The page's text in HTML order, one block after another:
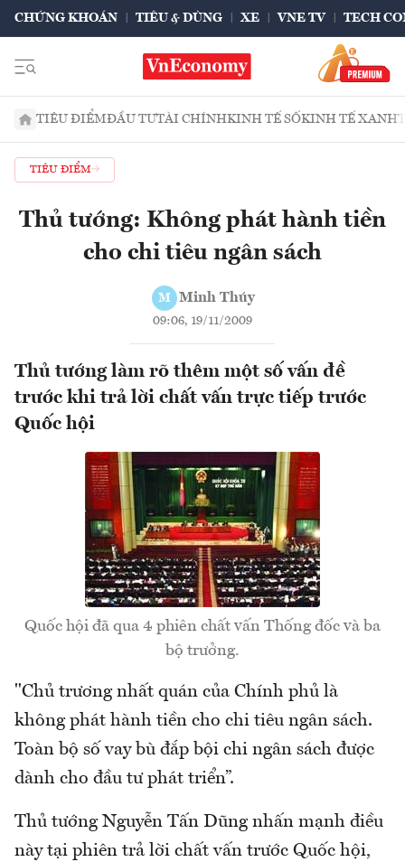
CHỨNG KHOÁN TIÊU & DÙNG XE VNE TV TECH
TIÊU ĐIỂMĐẦU TƯTÀI CHÍNHKINH TẾ SỐKINH TẾ XANH
TIÊU ĐIỂM
Thủ tướng: Không phát hành tiền
cho chi tiêu ngân sách
M Minh Thúy
09:06, 19/11/2009
Thủ tướng làm rõ thêm một số vấn đề
trước khi trả lời chất vấn trực tiếp trước
Quốc hội
Quốc hội đã qua 4 phiên chất vấn Thống đốc và ba
bộ trưởng.
"Chủ trương nhất quán của Chính phủ là
không phát hành tiền cho chi tiêu ngân sách.
Toàn bộ số vay bù đắp bội chi ngân sách được
dành cho đầu tư phát triển”.
Thủ tướng Nguyễn Tấn Dũng nhấn mạnh điều
này tại phiên trả lời chất vấn trước Quốc hội,